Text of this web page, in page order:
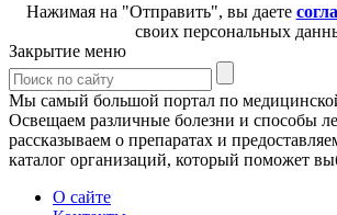
Нажимая на "Отправить", вы даете
своих персональных
Закрытие меню
Мы самый большой портал по
Освещаем различные болезни и способы
рассказываем о препаратах и
каталог организаций, который поможет
О сайте